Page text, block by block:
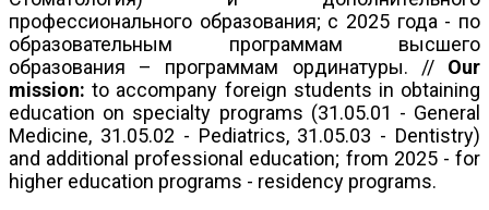
профессионального образования; с 2025 года - по
образовательным программам высшего
образования – программам ординатуры. // Our
mission: to accompany foreign students in obtaining
education on specialty programs (31.05.01 - General
Medicine, 31.05.02 - Pediatrics, 31.05.03 - Dentistry)
and additional professional education; from 2025 - for
higher education programs - residency programs.